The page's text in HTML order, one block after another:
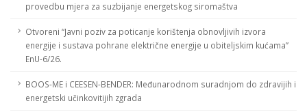
provedbu mjera za suzbijanje energetskog siromaštva
Otvoreni “Javni poziv za poticanje korištenja obnovljivih izvora
energije i sustava pohrane električne energije u obiteljskim kućama”
EnU-6/26.
BOOS-ME i CEESEN-BENDER: Međunarodnom suradnjom do zdravijih i
energetski učinkovitijih zgrada